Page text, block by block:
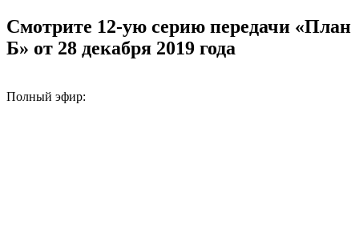
Смотрите 12-ую серию передачи «План
Б» от 28 декабря 2019 года
Полный эфир: